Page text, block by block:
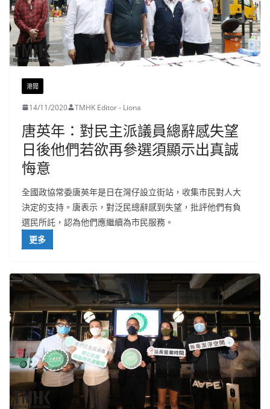
港聞
14/11/2020 TMHK Editor - Liona
唐英年：對民主派議員總辭感失望
日後他們若欲再參選須顯示出真誠
悔意
全國政協常委唐英年是日在灣仔設立街站，收集市民對人大
決定的支持。唐表示，對泛民總辭感到失望，批評他們有負
選民所託，認為他們應繼續為市民服務。
更多